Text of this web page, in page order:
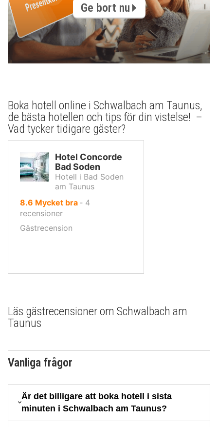
Ge bort nu
Boka hotell online i Schwalbach am Taunus,
de bästa hotellen och tips för din vistelse! –
Vad tycker tidigare gäster?
Hotel Concorde
Bad Soden
Hotell i Bad Soden
am Taunus
8.6 av
10,
Mycket bra ‐ 4
recensioner
Gästrecension
Läs gästrecensioner om Schwalbach am
Taunus
Vanliga frågor
Är det billigare att boka hotell i sista
minuten i Schwalbach am Taunus?